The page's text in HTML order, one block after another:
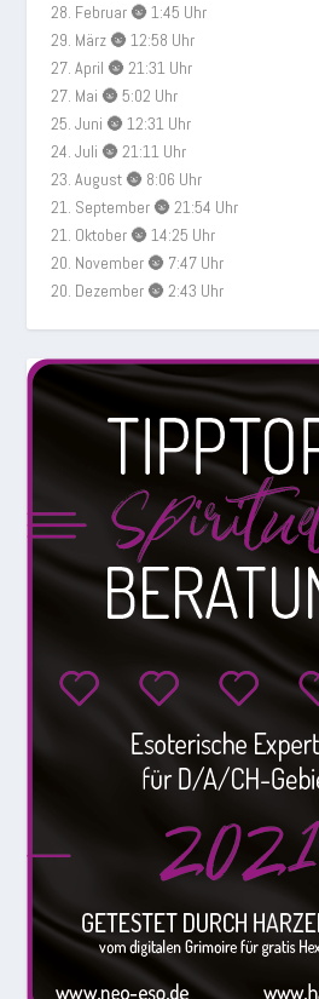
28. Februar 🌚 1:45 Uhr
29. März 🌚 12:58 Uhr
27. April 🌚 21:31 Uhr
27. Mai 🌚 5:02 Uhr
25. Juni 🌚 12:31 Uhr
24. Juli 🌚 21:11 Uhr
23. August 🌚 8:06 Uhr
21. September 🌚 21:54 Uhr
21. Oktober 🌚 14:25 Uhr
20. November 🌚 7:47 Uhr
20. Dezember 🌚 2:43 Uhr